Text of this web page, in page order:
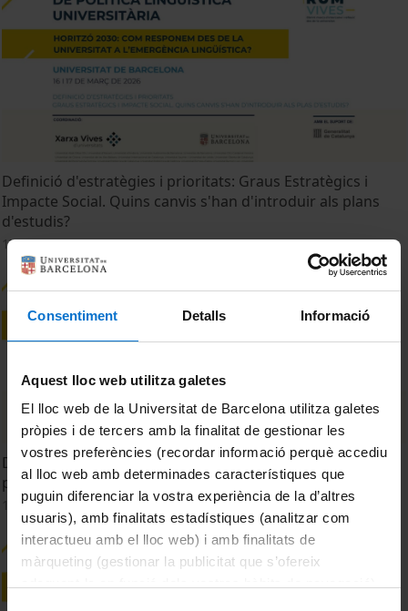
Consentiment Detalls Informació
Aquest lloc web utilitza galetes
El lloc web de la Universitat de Barcelona utilitza galetes
pròpies i de tercers amb la finalitat de gestionar les
vostres preferències (recordar informació perquè accediu
al lloc web amb determinades característiques que
puguin diferenciar la vostra experiència de la d’altres
usuaris), amb finalitats estadístiques (analitzar com
interactueu amb el lloc web) i amb finalitats de
màrqueting (gestionar la publicitat que s’ofereix
Definició d'estratègies i prioritats: Graus Estratègics i
Impacte Social. Quins canvis s'han d'introduir als plans
d'estudis?
17 març, 2026
Definició d'estratègies i prioritats: Recerca, divulgació i
publicació.
17 març, 2026